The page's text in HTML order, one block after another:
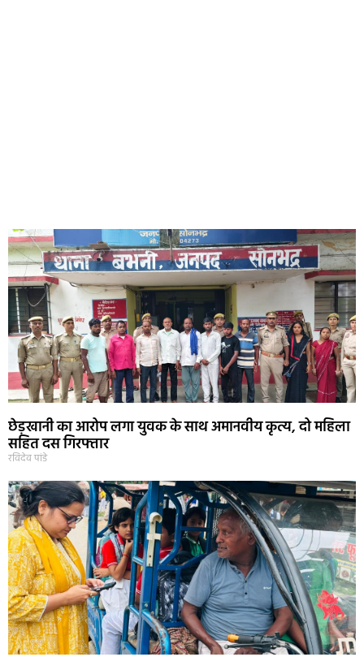
छेड़खानी का आरोप लगा युवक के साथ अमानवीय कृत्य, दो महिला
सहित दस गिरफ्तार
रविदेव पांडे